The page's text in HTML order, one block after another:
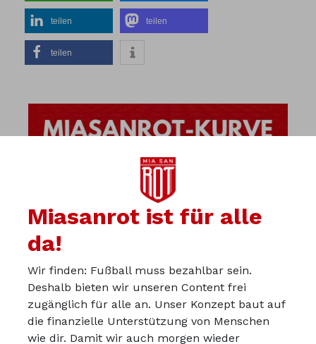
teilen teilen
teilen
Miasanrot ist für alle
da!
Wir finden: Fußball muss bezahlbar sein.
Deshalb bieten wir unseren Content frei
zugänglich für alle an. Unser Konzept baut auf
die finanzielle Unterstützung von Menschen
wie dir. Damit wir auch morgen wieder